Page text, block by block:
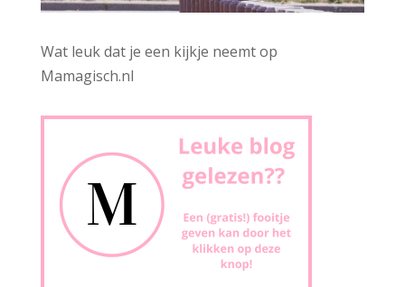
Wat leuk dat je een kijkje neemt op
Mamagisch.nl